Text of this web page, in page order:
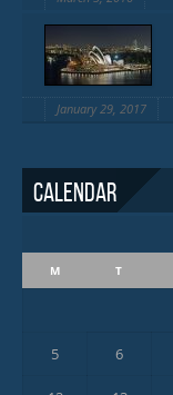
January 29, 2017
Calendar
M T
5 6